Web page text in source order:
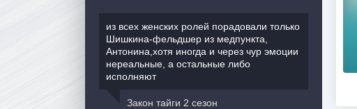
из всех женских ролей порадовали только
Шишкина-фельдшер из медпункта,
Антонина,хотя иногда и через чур эмоции
нереальные, а остальные либо
исполняют
Закон тайги 2 сезон